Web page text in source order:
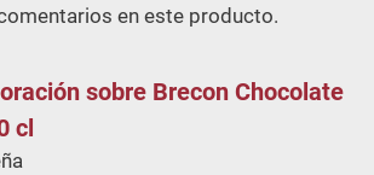
en este producto.
sobre Brecon Chocolate
cl